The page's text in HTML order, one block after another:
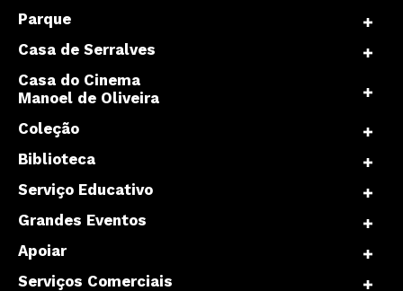
Parque
Casa de Serralves
Casa do Cinema
Manoel de Oliveira
Coleção
Biblioteca
Serviço Educativo
Grandes Eventos
Apoiar
Serviços Comerciais